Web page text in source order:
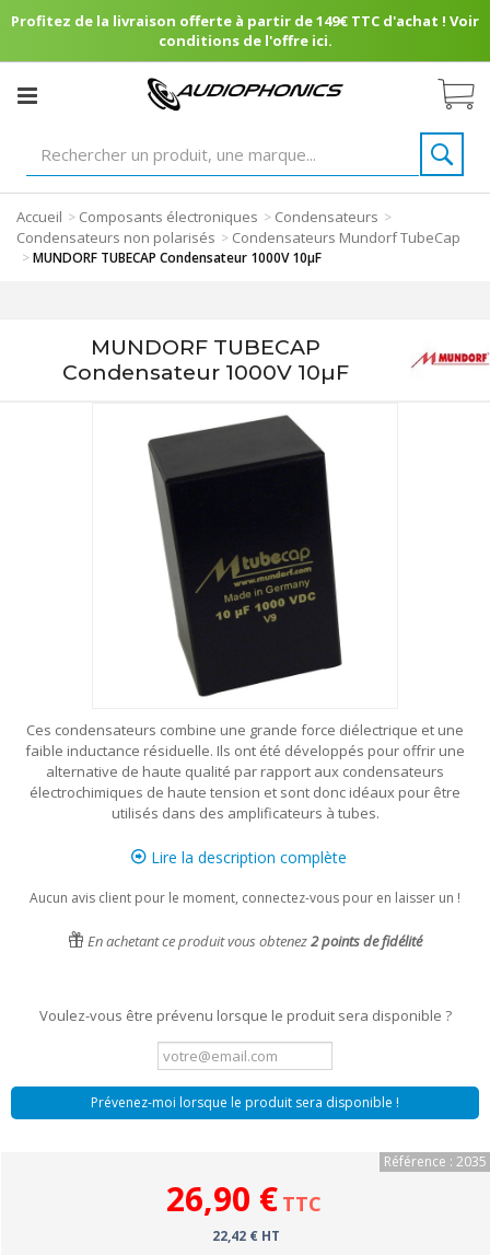
Profitez de la livraison offerte à partir de 149€ TTC d'achat ! Voir
conditions de l'offre ici.
Accueil > Composants électroniques > Condensateurs >
Condensateurs non polarisés > Condensateurs Mundorf TubeCap
>MUNDORF TUBECAP Condensateur 1000V 10µF
MUNDORF TUBECAP
Condensateur 1000V 10µF
Ces condensateurs combine une grande force diélectrique et une
faible inductance résiduelle. Ils ont été développés pour offrir une
alternative de haute qualité par rapport aux condensateurs
électrochimiques de haute tension et sont donc idéaux pour être
utilisés dans des amplificateurs à tubes.
Lire la description complète
Aucun avis client pour le moment, connectez-vous pour en laisser un !
En achetant ce produit vous obtenez2points de fidélité
Voulez-vous être prévenu lorsque le produit sera disponible ?
Prévenez-moi lorsque le produit sera disponible !
Référence : 2035
26,90 € TTC
22,42 € HT